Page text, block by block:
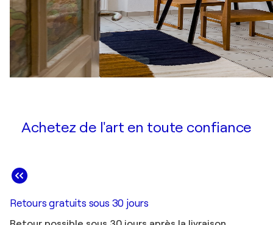
Achetez de l'art en toute confiance
Retours gratuits sous 30 jours